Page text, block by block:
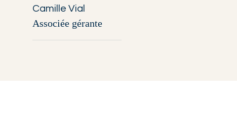
Camille Vial
Associée gérante